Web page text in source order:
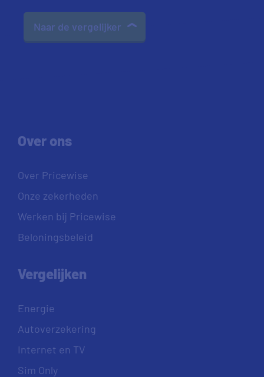
Naar de vergelijker
Over ons
Over Pricewise
Onze zekerheden
Werken bij Pricewise
Beloningsbeleid
Vergelijken
Energie
Autoverzekering
Internet en TV
Sim Only